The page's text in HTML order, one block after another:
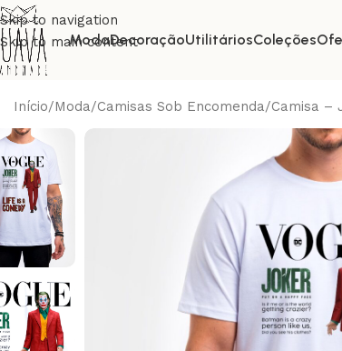
Skip to navigation
Skip to main content
ModaDecoraçãoUtilitáriosColeções
Início Moda Camisas Sob Encomenda Camisa –